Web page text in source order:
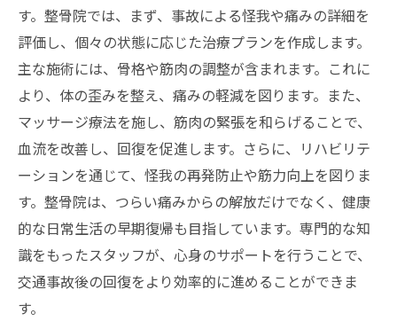
す。整骨院では、まず、事故による怪我や痛みの詳細を
評価し、個々の状態に応じた治療プランを作成します。
主な施術には、骨格や筋肉の調整が含まれます。これに
より、体の歪みを整え、痛みの軽減を図ります。また、
マッサージ療法を施し、筋肉の緊張を和らげることで、
血流を改善し、回復を促進します。さらに、リハビリテ
ーションを通じて、怪我の再発防止や筋力向上を図りま
す。整骨院は、つらい痛みからの解放だけでなく、健康
的な日常生活の早期復帰も目指しています。専門的な知
識をもったスタッフが、心身のサポートを行うことで、
交通事故後の回復をより効率的に進めることができま
す。